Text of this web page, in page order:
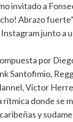
invitado a
Abrazo
junto a
por
Santofimio,
Víctor
rítmica donde se
y